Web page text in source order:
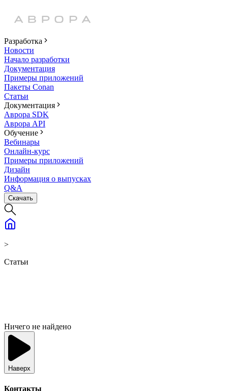
Разработка
Новости
Начало разработки
Документация
Примеры приложений
Пакеты Conan
Статьи
Документация
Аврора SDK
Аврора API
Обучение
Вебинары
Онлайн-курс
Примеры приложений
Дизайн
Информация о выпусках
Q&A
Скачать
>
Статьи
Ничего не найдено
Наверх
Контакты